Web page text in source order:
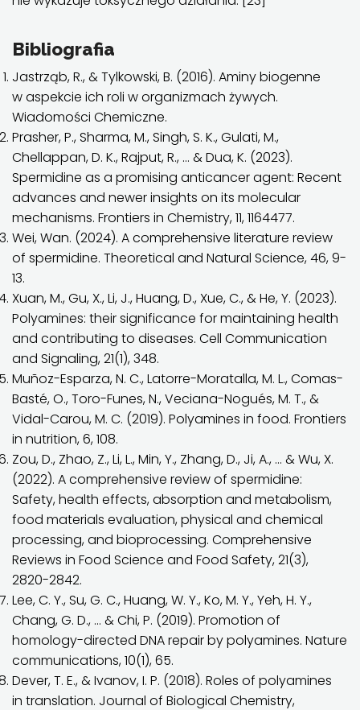
Bibliografia
Jastrząb, R., & Tylkowski, B. (2016). Aminy biogenne
w aspekcie ich roli w organizmach żywych.
Wiadomości Chemiczne.
Prasher, P., Sharma, M., Singh, S. K., Gulati, M.,
Chellappan, D. K., Rajput, R., … & Dua, K. (2023).
Spermidine as a promising anticancer agent: Recent
advances and newer insights on its molecular
mechanisms. Frontiers in Chemistry, 11, 1164477.
Wei, Wan. (2024). A comprehensive literature review
of spermidine. Theoretical and Natural Science, 46, 9-
13.
Xuan, M., Gu, X., Li, J., Huang, D., Xue, C., & He, Y. (2023).
Polyamines: their significance for maintaining health
and contributing to diseases. Cell Communication
and Signaling, 21(1), 348.
Muñoz-Esparza, N. C., Latorre-Moratalla, M. L., Comas-
Basté, O., Toro-Funes, N., Veciana-Nogués, M. T., &
Vidal-Carou, M. C. (2019). Polyamines in food. Frontiers
in nutrition, 6, 108.
Zou, D., Zhao, Z., Li, L., Min, Y., Zhang, D., Ji, A., … & Wu, X.
(2022). A comprehensive review of spermidine:
Safety, health effects, absorption and metabolism,
food materials evaluation, physical and chemical
processing, and bioprocessing. Comprehensive
Reviews in Food Science and Food Safety, 21(3),
2820-2842.
Lee, C. Y., Su, G. C., Huang, W. Y., Ko, M. Y., Yeh, H. Y.,
Chang, G. D., … & Chi, P. (2019). Promotion of
homology-directed DNA repair by polyamines. Nature
communications, 10(1), 65.
Dever, T. E., & Ivanov, I. P. (2018). Roles of polyamines
in translation. Journal of Biological Chemistry,